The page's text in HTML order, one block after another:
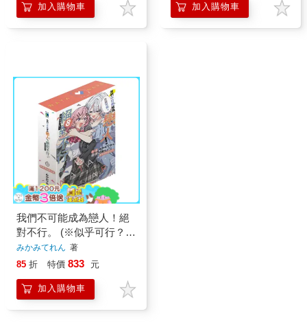
加入購物車 加入購物車
我們不可能成為戀人！絕
對不行。 (※似乎可行？)
(豪華首刷限定版) 08
みかみてれん 著
85 折 特價 833 元
加入購物車